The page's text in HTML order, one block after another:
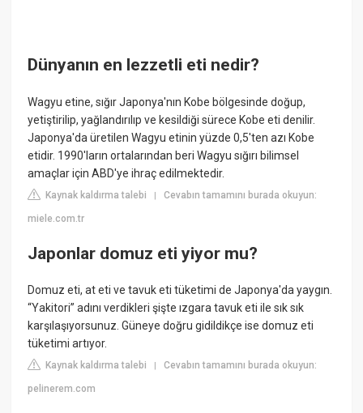
Dünyanın en lezzetli eti nedir?
Wagyu etine, sığır Japonya'nın Kobe bölgesinde doğup,
yetiştirilip, yağlandırılıp ve kesildiği sürece Kobe eti denilir.
Japonya'da üretilen Wagyu etinin yüzde 0,5'ten azı Kobe
etidir. 1990'ların ortalarından beri Wagyu sığırı bilimsel
amaçlar için ABD'ye ihraç edilmektedir.
Kaynak kaldırma talebi |Cevabın tamamını burada okuyun:
miele.com.tr
Japonlar domuz eti yiyor mu?
Domuz eti, at eti ve tavuk eti tüketimi de Japonya'da yaygın.
“Yakitori” adını verdikleri şişte ızgara tavuk eti ile sık sık
karşılaşıyorsunuz. Güneye doğru gidildikçe ise domuz eti
tüketimi artıyor.
Kaynak kaldırma talebi |Cevabın tamamını burada okuyun:
pelinerem.com